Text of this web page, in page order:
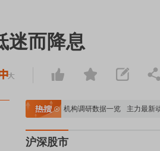
迷而降息
要机构持股数据 机构调研数据一览 主力最新动
沪深股市